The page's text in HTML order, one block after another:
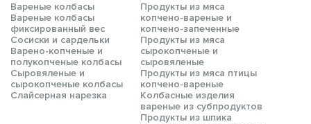
Вареные колбасы
Вареные колбасы
фиксированный вес
Сосиски и сардельки
Варено-копченые и
полукопченые колбасы
Сыровяленые и
сырокопченые колбасы
Слайсерная нарезка
Продукты из мяса
копчено-вареные и
копчено-запеченные
Продукты из мяса
сырокопченые и
сыровяленые
Продукты из мяса птицы
копчено-вареные
Колбасные изделия
вареные из субпродуктов
Продукты из шпика